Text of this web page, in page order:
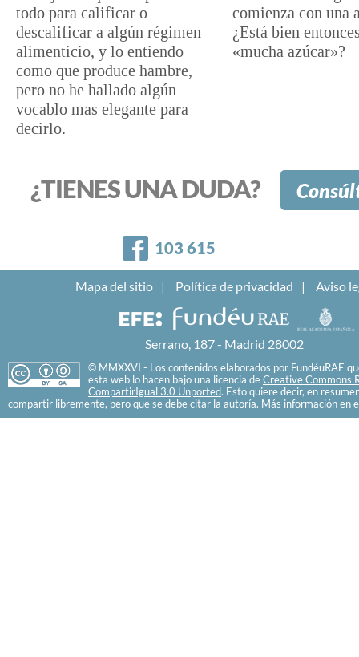
todo para calificar o
descalificar a algún régimen
alimenticio, y lo entiendo
como que produce hambre,
pero no he hallado algún
vocablo mas elegante para
decirlo.
comienza con una
¿Está bien
«mucha azúcar»?
¿TIENES UNA DUDA?
Facebook
103 615
Mapa del sitio Política de privacidad Aviso
Serrano, 187 - Madrid 28002
© MMXXVI - Los contenidos elaborados por FundéuRAE
esta web lo hacen bajo una licencia de Creative Commons
CompartirIgual 3.0 Unported. Esto quiere decir, en
compartir libremente, pero que se debe citar la autoría. Más información en